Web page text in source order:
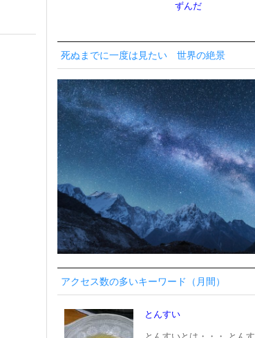
ずんだ
死ぬまでに一度は見たい 世界の絶景
アクセス数の多いキーワード（月間）
とんすい
とんすいとは・・・ とん